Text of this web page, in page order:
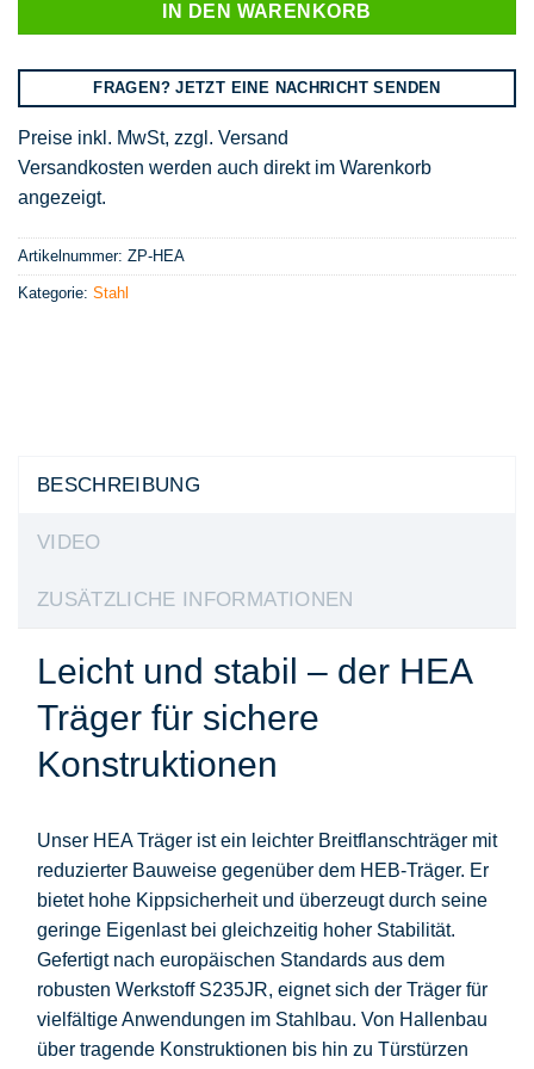
IN DEN WARENKORB
FRAGEN? JETZT EINE NACHRICHT SENDEN
Preise inkl. MwSt, zzgl. Versand
Versandkosten werden auch direkt im Warenkorb
angezeigt.
Artikelnummer: ZP-HEA
Kategorie: Stahl
BESCHREIBUNG
VIDEO
ZUSÄTZLICHE INFORMATIONEN
Leicht und stabil – der HEA
Träger für sichere
Konstruktionen
Unser HEA Träger ist ein leichter Breitflanschträger mit
reduzierter Bauweise gegenüber dem HEB-Träger. Er
bietet hohe Kippsicherheit und überzeugt durch seine
geringe Eigenlast bei gleichzeitig hoher Stabilität.
Gefertigt nach europäischen Standards aus dem
robusten Werkstoff S235JR, eignet sich der Träger für
vielfältige Anwendungen im Stahlbau. Von Hallenbau
über tragende Konstruktionen bis hin zu Türstürzen